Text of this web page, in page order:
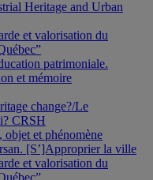
Heritage and Urban
et valorisation du
patrimoniale.
et mémoire
change?/Le
CRSH
et phénomène
[S’]Approprier la ville
et valorisation du